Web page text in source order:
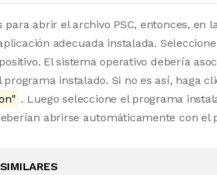
para abrir el archivo PSC, entonces, en
adecuada instalada.
El sistema operativo debería
programa instalado. Si no es así, haga
. Luego seleccione el programa
abrirse automáticamente con el